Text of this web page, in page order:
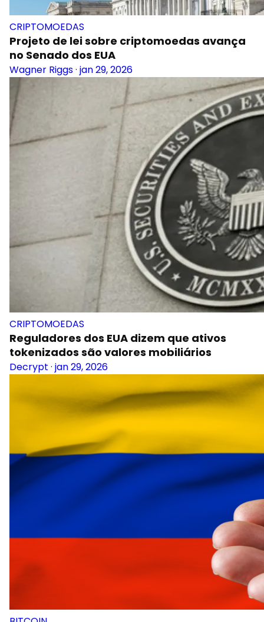
CRIPTOMOEDAS
Projeto de lei sobre criptomoedas avança
no Senado dos EUA
Wagner Riggs· jan 29, 2026
CRIPTOMOEDAS
Reguladores dos EUA dizem que ativos
tokenizados são valores mobiliários
Decrypt · jan 29, 2026